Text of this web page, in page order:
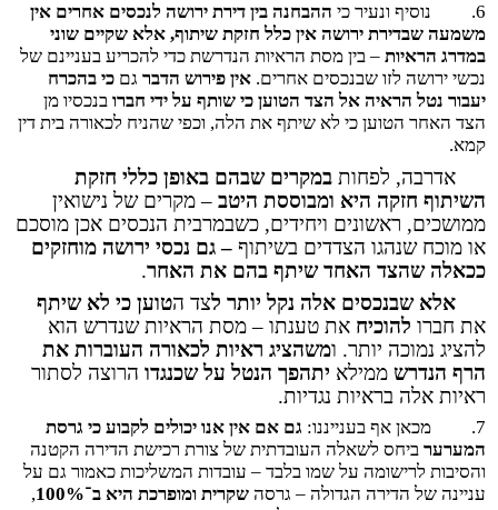
6. נוסיף ונעיר כי ההבחנה בין דירת ירושה לנכסים אחרים אין
משמעה שבדירת ירושה אין כלל חזקת שיתוף, אלא שקיים שוני
במדרג הראיות– בין מסת הראיות הנדרשת כדי להכריע בעניינם של
נכשי ירושה לזו שבנכסים אחרים.אין פירוש הדבר גםכי בהכרח
יעבור נטל הראיה אל הצד הטוען כי שותף על ידי חברו בנכסיו מן
הצד האחר הטוען כי לא שיתף את הלה, וכפי שהניח לכאורה בית דין
קמא.
אדרבה, לפחות במקרים שבהם באופן כללי חזקת
השיתוף חזקה היא ומבוססת היטב – מקרים של נישואין
ממושכים, ראשונים ויחידים, כשבמרבית הנכסים אכן מוסכם
או מוכח שנהגו הצדדים בשיתוף– גם נכסי ירושה מוחזקים
ככאלה שהצד האחד שיתף בהם את האחר.
אלא שבנכסים אלה נקל יותר לצד הטוען כי לא שיתף
את חברו להוכיח את טענתו – מסת הראיות שנדרש הוא
להציג נמוכה יותר. ומשהציג ראיות לכאורה העוברות את
הרף הנדרש ממילא יתהפך הנטל על שכנגדו הרוצה לסתור
ראיות אלה בראיות נגדיות.
7. מכאן אף בענייננו: גם אם אין אנו יכולים לקבוע כי גרסת
המערער ביחס לשאלה העובדתית של צורת רכישת הדירה הקטנה
והסיבות לרישומה על שמו בלבד – עובדות המשליכות כאמור גם על
עניינה של הדירה הגדולה – גרסהשקרית ומופרכת היא ב־100%
,